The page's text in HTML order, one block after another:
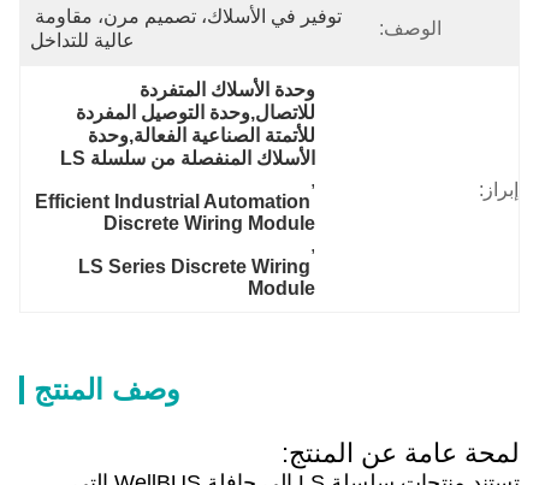
الوصف:
توفير في الأسلاك، تصميم مرن، مقاومة
عالية للتداخل
إبراز:
وحدة الأسلاك المتفردة
للاتصال,وحدة التوصيل المفردة
للأتمتة الصناعية الفعالة,وحدة
الأسلاك المنفصلة من سلسلة LS
,
Efficient Industrial Automation
Discrete Wiring Module
,
LS Series Discrete Wiring
Module
وصف المنتج
لمحة عامة عن المنتج: